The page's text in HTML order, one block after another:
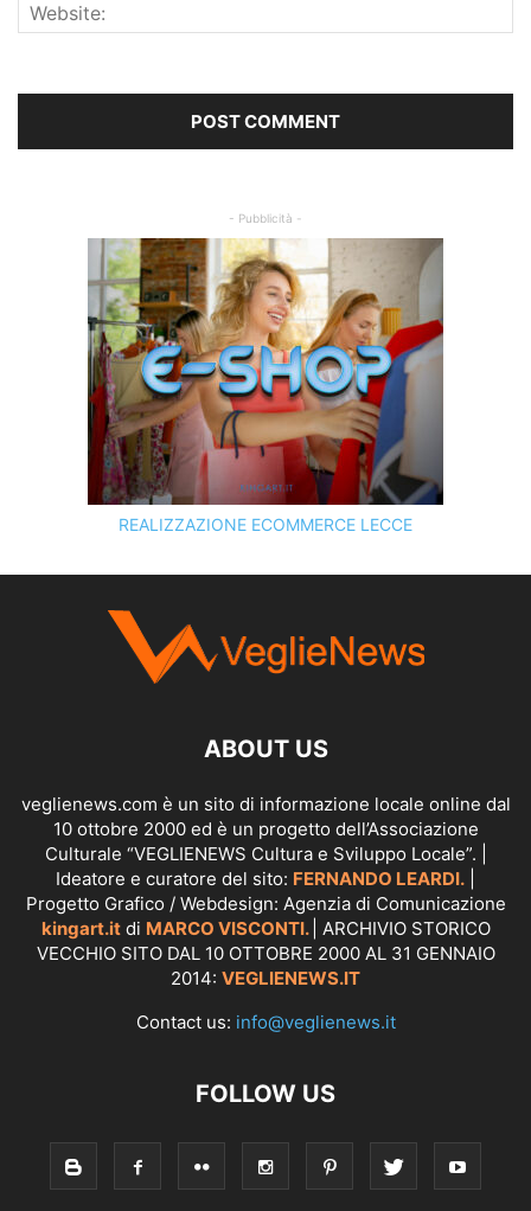
- Pubblicità -
REALIZZAZIONE ECOMMERCE LECCE
SCOPRI I SERVIZI DIKINGART.IT
ABOUT US
veglienews.com è un sito di informazione locale online dal
10 ottobre 2000 ed è un progetto dell’Associazione
Culturale “VEGLIENEWS Cultura e Sviluppo Locale”. |
Ideatore e curatore del sito: FERNANDO LEARDI.
Progetto Grafico / Webdesign: Agenzia di Comunicazione
kingart.itdi MARCO VISCONTI. | ARCHIVIO STORICO
VECCHIO SITO DAL 10 OTTOBRE 2000 AL 31 GENNAIO
2014: VEGLIENEWS.IT
Contact us: info@veglienews.it
FOLLOW US